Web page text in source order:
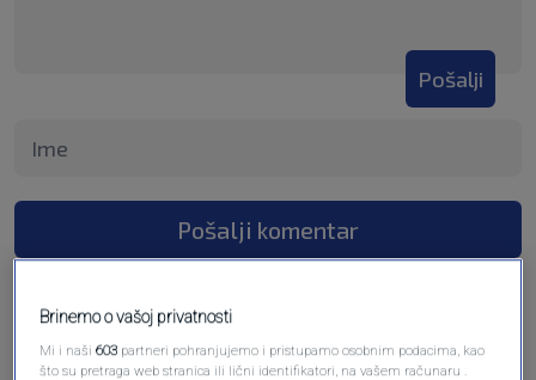
Pošalji
Pošalji komentar
Brinemo o vašoj privatnosti
Mi i naši603 partneri pohranjujemo i pristupamo osobnim podacima, kao
što su pretraga web stranica ili lični identifikatori, na vašem računaru .